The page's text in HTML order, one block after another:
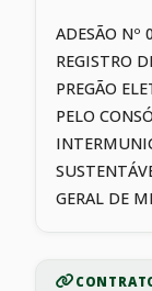
ADESÃO Nº
REGISTRO
PREGÃO
PELO
GERAL DE